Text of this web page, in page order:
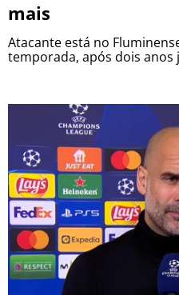
mais
Atacante está no
temporada, após dois anos